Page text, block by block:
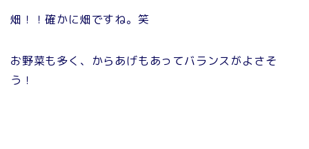
畑！！確かに畑ですね。笑
お野菜も多く、からあげもあってバランスがよさそ
う！